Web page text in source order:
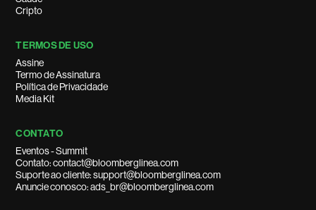
Cripto
TERMOS DE USO
Assine
Termo de Assinatura
Política de Privacidade
Media Kit
CONTATO
Eventos - Summit
Contato: contact@bloomberglinea.com
Suporte ao cliente: support@bloomberglinea.com
Anuncie conosco: ads_br@bloomberglinea.com